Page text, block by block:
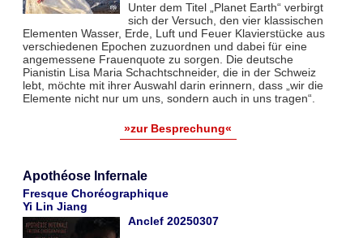
Unter dem Titel „Planet Earth“ verbirgt
sich der Versuch, den vier klassischen
Elementen Wasser, Erde, Luft und Feuer Klavierstücke aus
verschiedenen Epochen zuzuordnen und dabei für eine
angemessene Frauenquote zu sorgen. Die deutsche
Pianistin Lisa Maria Schachtschneider, die in der Schweiz
lebt, möchte mit ihrer Auswahl darin erinnern, dass „wir die
Elemente nicht nur um uns, sondern auch in uns tragen“.
»zur Besprechung«
Apothéose Infernale
Fresque Choréographique
Yi Lin Jiang
Anclef 20250307